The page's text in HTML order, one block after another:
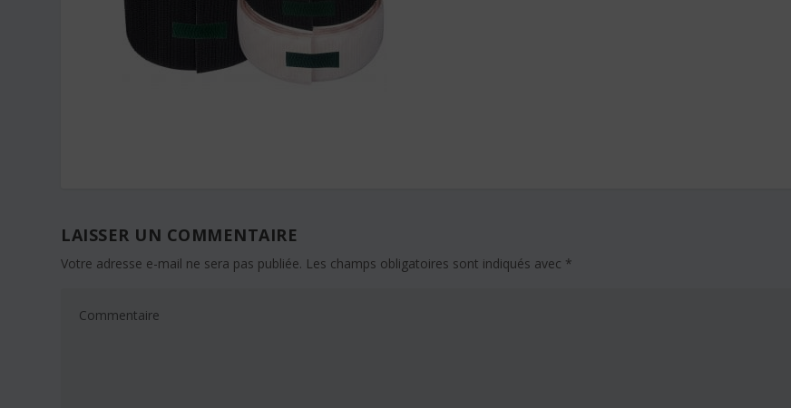
LAISSER UN COMMENTAIRE
Votre adresse e-mail ne sera pas publiée. Les champs obligatoires sont indiqués avec *